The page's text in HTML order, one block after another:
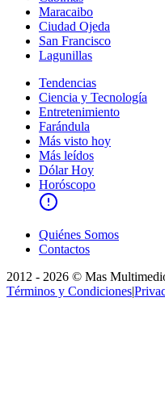
Maracaibo
Ciudad Ojeda
San Francisco
Lagunillas
Tendencias
Ciencia y Tecnología
Entretenimiento
Farándula
Más visto hoy
Más leídos
Dólar Hoy
Horóscopo
Quiénes Somos
Contactos
2012 - 2026 © Mas
Términos y Condiciones|